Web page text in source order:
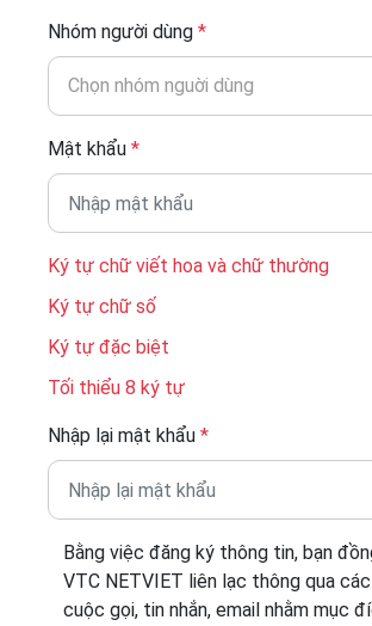
Nhóm người dùng *
Chọn nhóm nguời dùng
Mật khẩu *
Ký tự chữ viết hoa và chữ thường
Ký tự chữ số
Ký tự đặc biệt
Tối thiểu 8 ký tự
Nhập lại mật khẩu *
Bằng việc đăng ký thông tin, bạn
VTC NETVIET liên lạc thông qua
cuộc gọi, tin nhắn, email nhằm mục